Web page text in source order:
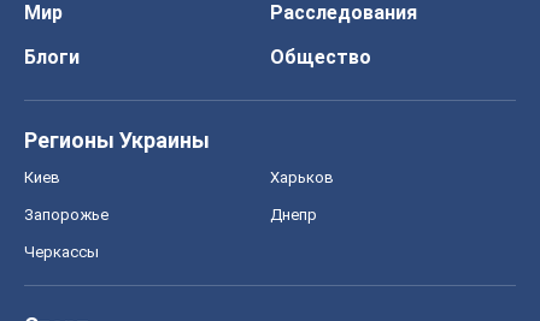
Мир
Расследования
Блоги
Общество
Регионы Украины
Киев Харьков
Запорожье Днепр
Черкассы